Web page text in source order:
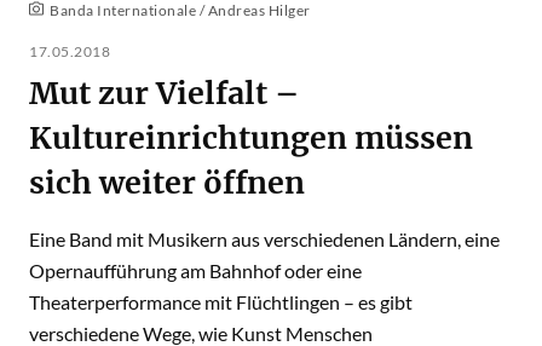
Banda Internationale / Andreas Hilger
17.05.2018
Mut zur Vielfalt –
Kultureinrichtungen müssen
sich weiter öffnen
Eine Band mit Musikern aus verschiedenen Ländern, eine
Opernaufführung am Bahnhof oder eine
Theaterperformance mit Flüchtlingen – es gibt
verschiedene Wege, wie Kunst Menschen